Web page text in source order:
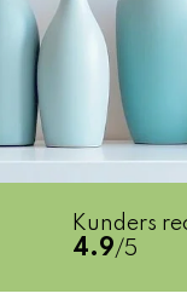
Kunders
4.9/5